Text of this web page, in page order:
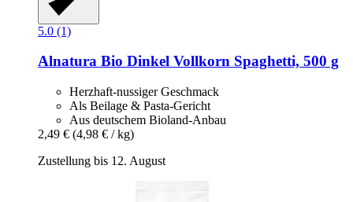
5.0 (1)
Alnatura Bio Dinkel Vollkorn Spaghetti, 500 g
Herzhaft-nussiger Geschmack
Als Beilage & Pasta-Gericht
Aus deutschem Bioland-Anbau
2,49 € (4,98 € / kg)
Zustellung bis 12. August